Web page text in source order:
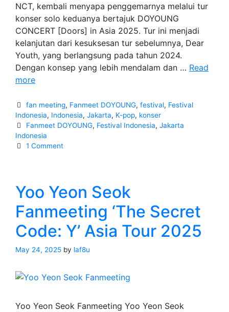
NCT, kembali menyapa penggemarnya melalui tur
konser solo keduanya bertajuk DOYOUNG
CONCERT [Doors] in Asia 2025. Tur ini menjadi
kelanjutan dari kesuksesan tur sebelumnya, Dear
Youth, yang berlangsung pada tahun 2024.
Dengan konsep yang lebih mendalam dan … Read
moreFanmeet
CONCERT
[Doors]
in
Asia:
Categories
fan meeting, Fanmeet DOYOUNG,festival, Festival
Indonesia, Indonesia, Jakarta, K-pop, konser
Tags
Fanmeet DOYOUNG, Festival Indonesia,Jakarta
Indonesia
1 Comment
Yoo Yeon Seok
Fanmeeting ‘The Secret
Code: Y’ Asia Tour 2025
May 24, 2025 by laf8u
Yoo Yeon Seok Fanmeeting Yoo Yeon Seok